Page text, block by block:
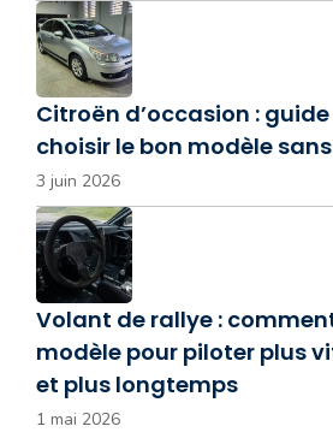
Citroën d’occasion :
choisir le bon modèle
3 juin 2026
Volant de rallye :
modèle pour piloter plus
et plus longtemps
1 mai 2026